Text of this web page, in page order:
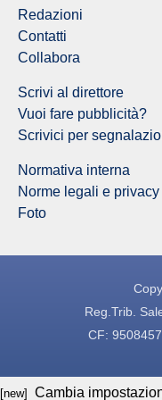
Redazioni
Contatti
Collabora
Scrivi al direttore
Vuoi fare pubblicità?
Scrivici per
Normativa interna
Norme legali e privacy
Foto
Reg.Trib.
CF:
[new] Cambia